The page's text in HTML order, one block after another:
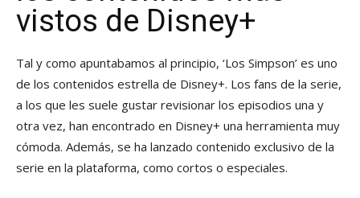
vistos de Disney+
Tal y como apuntabamos al principio, ‘Los Simpson’ es uno
de los contenidos estrella de Disney+. Los fans de la serie,
a los que les suele gustar revisionar los episodios una y
otra vez, han encontrado en Disney+ una herramienta muy
cómoda. Además, se ha lanzado contenido exclusivo de la
serie en la plataforma, como cortos o especiales.